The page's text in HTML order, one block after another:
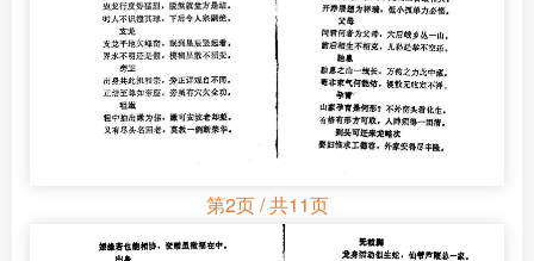
第2页 / 共11页